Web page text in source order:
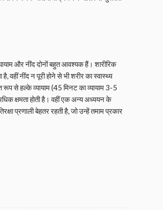
और नींद दोनों बहुत आवश्यक हैं। शारीरिक
वहीं नींद न पूरी होने से भी शरीर का स्वास्थ्य
से हल्के व्यायाम (45 मिनट का व्यायाम 3-5
क्षमता होती है। वहीं एक अन्य अध्ययन के
प्रणाली बेहतर रहती है, जो उन्हें तमाम प्रकार